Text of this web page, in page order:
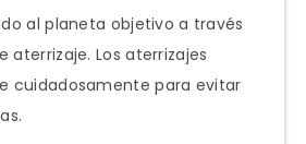
al planeta objetivo a través
aterrizaje. Los aterrizajes
cuidadosamente para evitar